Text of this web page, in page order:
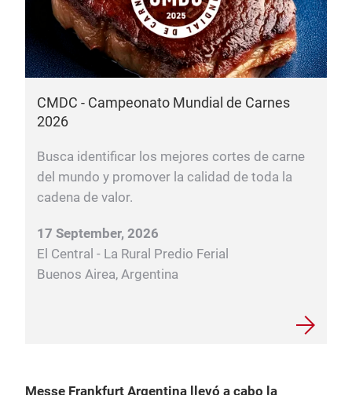
CMDC - Campeonato Mundial de Carnes
2026
Busca identificar los mejores cortes de carne
del mundo y promover la calidad de toda la
cadena de valor.
17 September, 2026
El Central - La Rural Predio Ferial
Buenos Airea, Argentina
Messe Frankfurt Argentina llevó a cabo la